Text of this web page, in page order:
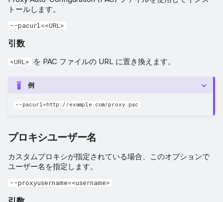
トールします。
--pacurl=<URL>
引数
<URL> を PAC ファイルの URL に置き換えます。
例
--pacurl=http://example.com/proxy.pac
プロキシユーザー名
カスタムプロキシが指定されている場合、このオプションで
ユーザー名を指定します。
--proxyusername=<username>